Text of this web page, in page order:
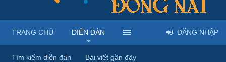
Diễn đàn ... Máy móc & thiết bị công nông nghiệp
TRANG CHỦ DIỄN ĐÀN
Tìm kiếm diễn đàn Bài viết gần đây
ĐĂNG NHẬP